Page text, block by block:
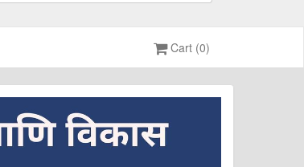
Cart (0)